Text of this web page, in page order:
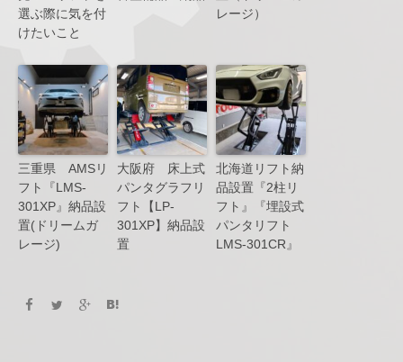
選ぶ際に気を付
けたいこと
レージ）
三重県 AMSリ
フト『LMS-
301XP』納品設
置(ドリームガ
レージ)
大阪府 床上式
パンタグラフリ
フト【LP-
301XP】納品設
置
北海道リフト納
品設置『2柱リ
フト』『埋設式
パンタリフト
LMS-301CR』